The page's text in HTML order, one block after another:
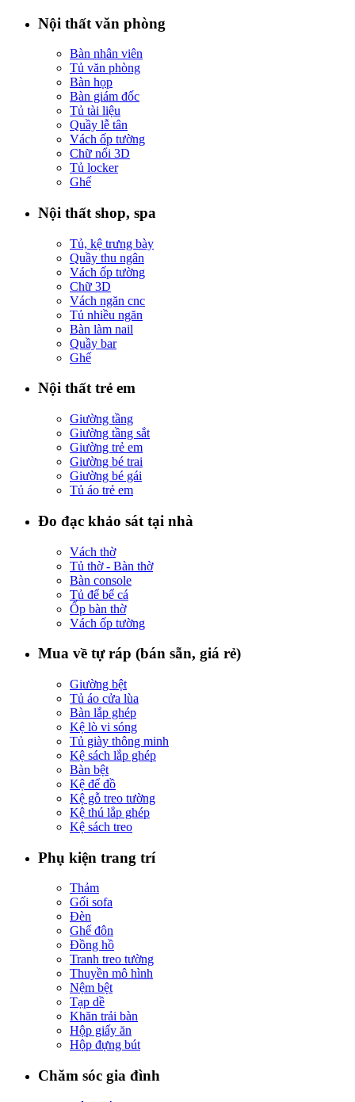
Nội thất văn phòng
Bàn nhân viên
Tủ văn phòng
Bàn họp
Bàn giám đốc
Tủ tài liệu
Quầy lễ tân
Vách ốp tường
Chữ nổi 3D
Tủ locker
Ghế
Nội thất shop, spa
Tủ, kệ trưng bày
Quầy thu ngân
Vách ốp tường
Chữ 3D
Vách ngăn cnc
Tủ nhiều ngăn
Bàn làm nail
Quầy bar
Ghế
Nội thất trẻ em
Giường tầng
Giường tầng sắt
Giường trẻ em
Giường bé trai
Giường bé gái
Tủ áo trẻ em
Đo đạc khảo sát tại nhà
Vách thờ
Tủ thờ - Bàn thờ
Bàn console
Tủ để bể cá
Ốp bàn thờ
Vách ốp tường
Mua về tự ráp (bán sẵn, giá rẻ)
Giường bệt
Tủ áo cửa lùa
Bàn lắp ghép
Kệ lò vi sóng
Tủ giày thông minh
Kệ sách lắp ghép
Bàn bệt
Kệ để đồ
Kệ gỗ treo tường
Kệ thú lắp ghép
Kệ sách treo
Phụ kiện trang trí
Thảm
Gối sofa
Đèn
Ghế đôn
Đồng hồ
Tranh treo tường
Thuyền mô hình
Nệm bệt
Tạp dề
Khăn trải bàn
Hộp giấy ăn
Hộp đựng bút
Chăm sóc gia đình